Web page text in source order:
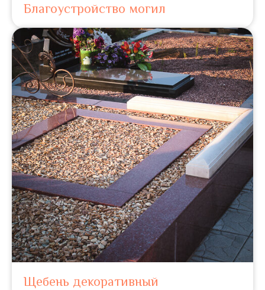
Благоустройство могил
Щебень декоративный